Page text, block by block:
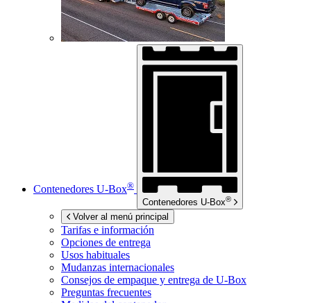
Contenedores U-Box®
Contenedores U-Box®
Volver al menú principal
Tarifas e información
Opciones de entrega
Usos habituales
Mudanzas internacionales
Consejos de empaque y entrega de U-Box
Preguntas frecuentes